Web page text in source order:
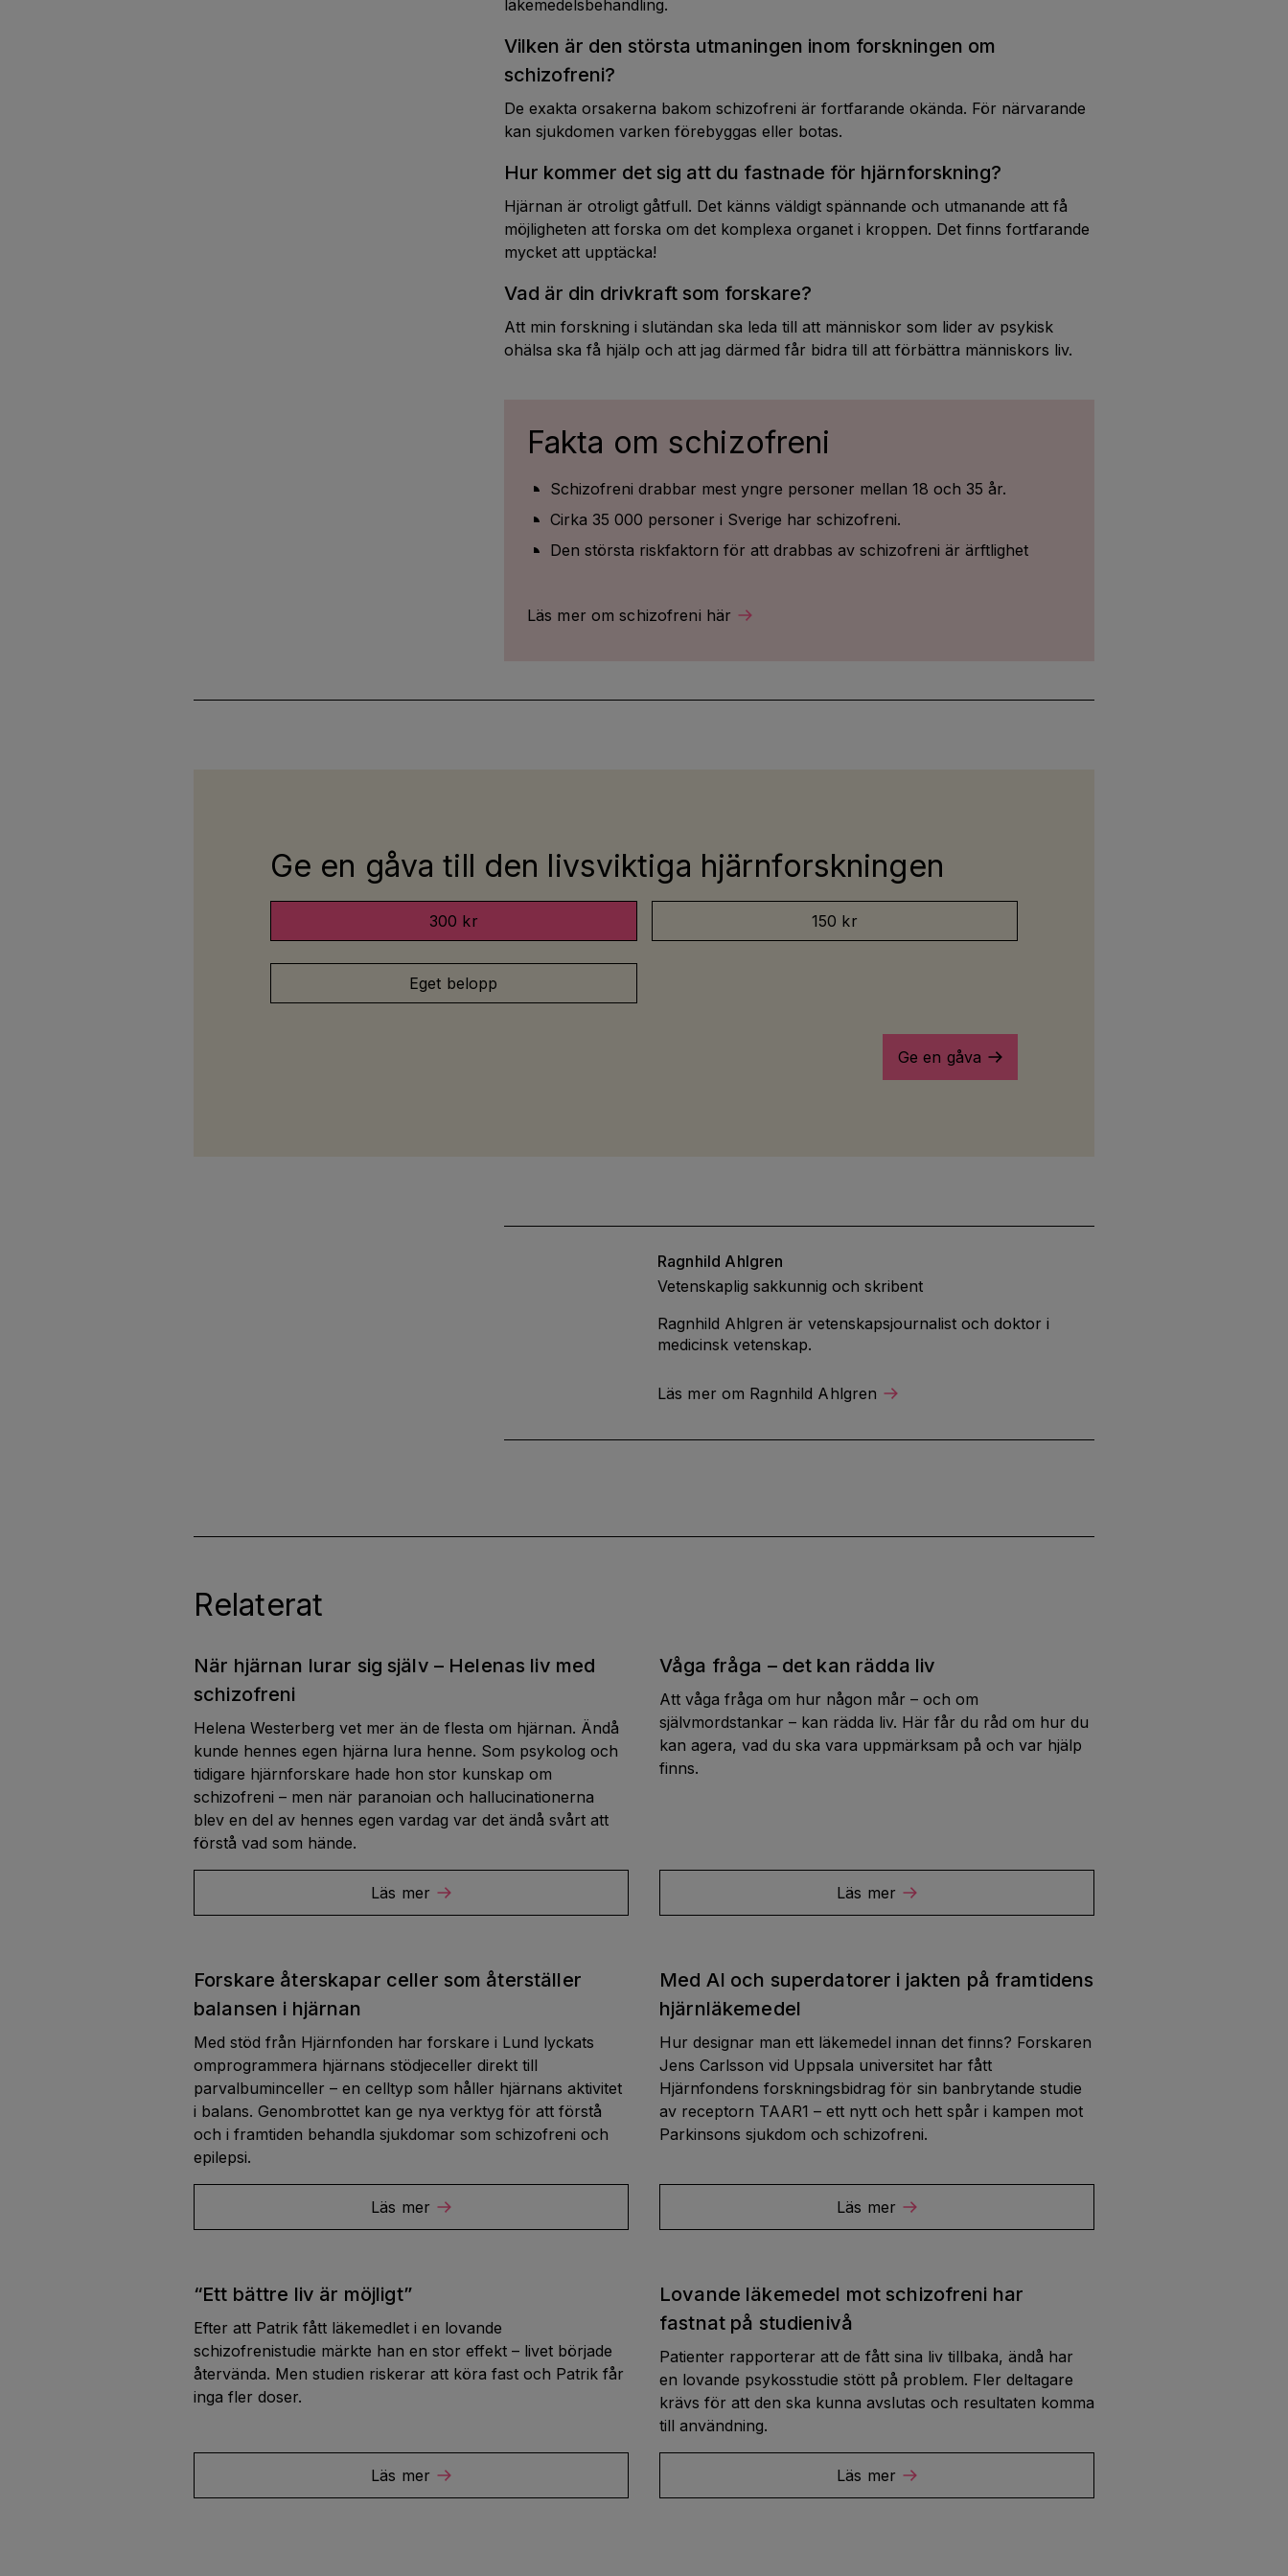
läkemedelsbehandling.
Vilken är den största utmaningen inom forskningen om
schizofreni?
De exakta orsakerna bakom schizofreni är fortfarande okända. För närvarande
kan sjukdomen varken förebyggas eller botas.
Hur kommer det sig att du fastnade för hjärnforskning?
Hjärnan är otroligt gåtfull. Det känns väldigt spännande och utmanande att få
möjligheten att forska om det komplexa organet i kroppen. Det finns fortfarande
mycket att upptäcka!
Vad är din drivkraft som forskare?
Att min forskning i slutändan ska leda till att människor som lider av psykisk
ohälsa ska få hjälp och att jag därmed får bidra till att förbättra människors liv.
Fakta om schizofreni
Schizofreni drabbar mest yngre personer mellan 18 och 35 år.
Cirka 35 000 personer i Sverige har schizofreni.
Den största riskfaktorn för att drabbas av schizofreni är ärftlighet
Läs mer om schizofreni här
Ge en gåva till den livsviktiga hjärnforskningen
300 kr 150 kr
Eget belopp
Ge en gåva
Ragnhild Ahlgren
Vetenskaplig sakkunnig och skribent
Ragnhild Ahlgren är vetenskapsjournalist och doktor i
medicinsk vetenskap.
Läs mer om Ragnhild Ahlgren
Relaterat
När hjärnan lurar sig själv – Helenas liv med
schizofreni
Helena Westerberg vet mer än de flesta om hjärnan. Ändå
kunde hennes egen hjärna lura henne. Som psykolog och
tidigare hjärnforskare hade hon stor kunskap om
schizofreni – men när paranoian och hallucinationerna
blev en del av hennes egen vardag var det ändå svårt att
förstå vad som hände.
Läs mer
Våga fråga – det kan rädda liv
Att våga fråga om hur någon mår – och om
självmordstankar – kan rädda liv. Här får du råd om hur du
kan agera, vad du ska vara uppmärksam på och var hjälp
finns.
Läs mer
Forskare återskapar celler som återställer
balansen i hjärnan
Med stöd från Hjärnfonden har forskare i Lund lyckats
omprogrammera hjärnans stödjeceller direkt till
parvalbuminceller – en celltyp som håller hjärnans aktivitet
i balans. Genombrottet kan ge nya verktyg för att förstå
och i framtiden behandla sjukdomar som schizofreni och
epilepsi.
Läs mer
Med AI och superdatorer i jakten på framtidens
hjärnläkemedel
Hur designar man ett läkemedel innan det finns? Forskaren
Jens Carlsson vid Uppsala universitet har fått
Hjärnfondens forskningsbidrag för sin banbrytande studie
av receptorn TAAR1 – ett nytt och hett spår i kampen mot
Parkinsons sjukdom och schizofreni.
Läs mer
“Ett bättre liv är möjligt”
Efter att Patrik fått läkemedlet i en lovande
schizofrenistudie märkte han en stor effekt – livet började
återvända. Men studien riskerar att köra fast och Patrik får
inga fler doser.
Läs mer
Lovande läkemedel mot schizofreni har
fastnat på studienivå
Patienter rapporterar att de fått sina liv tillbaka, ändå har
en lovande psykosstudie stött på problem. Fler deltagare
krävs för att den ska kunna avslutas och resultaten komma
till användning.
Läs mer